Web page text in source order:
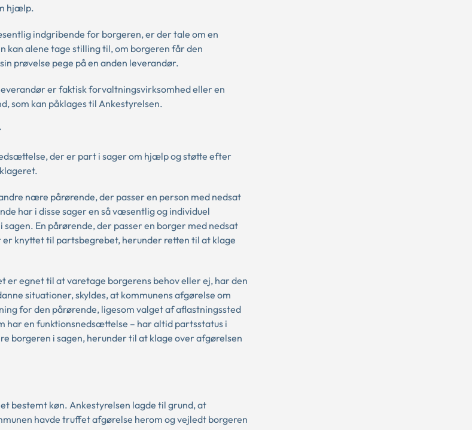
hjælp.
indgribende for borgeren, er der tale om en
kan alene tage stilling til, om borgeren får den
prøvelse pege på en anden leverandør.
er faktisk forvaltningsvirksomhed eller en
som kan påklages til Ankestyrelsen.
der er part i sager om hjælp og støtte efter
nære pårørende, der passer en person med nedsat
har i disse sager en så væsentlig og individuel
En pårørende, der passer en borger med nedsat
knyttet til partsbegrebet, herunder retten til at klage
er egnet til at varetage borgerens behov eller ej, har den
situationer, skyldes, at kommunens afgørelse om
for den pårørende, ligesom valget af aflastningssted
har en funktionsnedsættelse – har altid partsstatus i
borgeren i sagen, herunder til at klage over afgørelsen
bestemt køn. Ankestyrelsen lagde til grund, at
havde truffet afgørelse herom og vejledt borgeren